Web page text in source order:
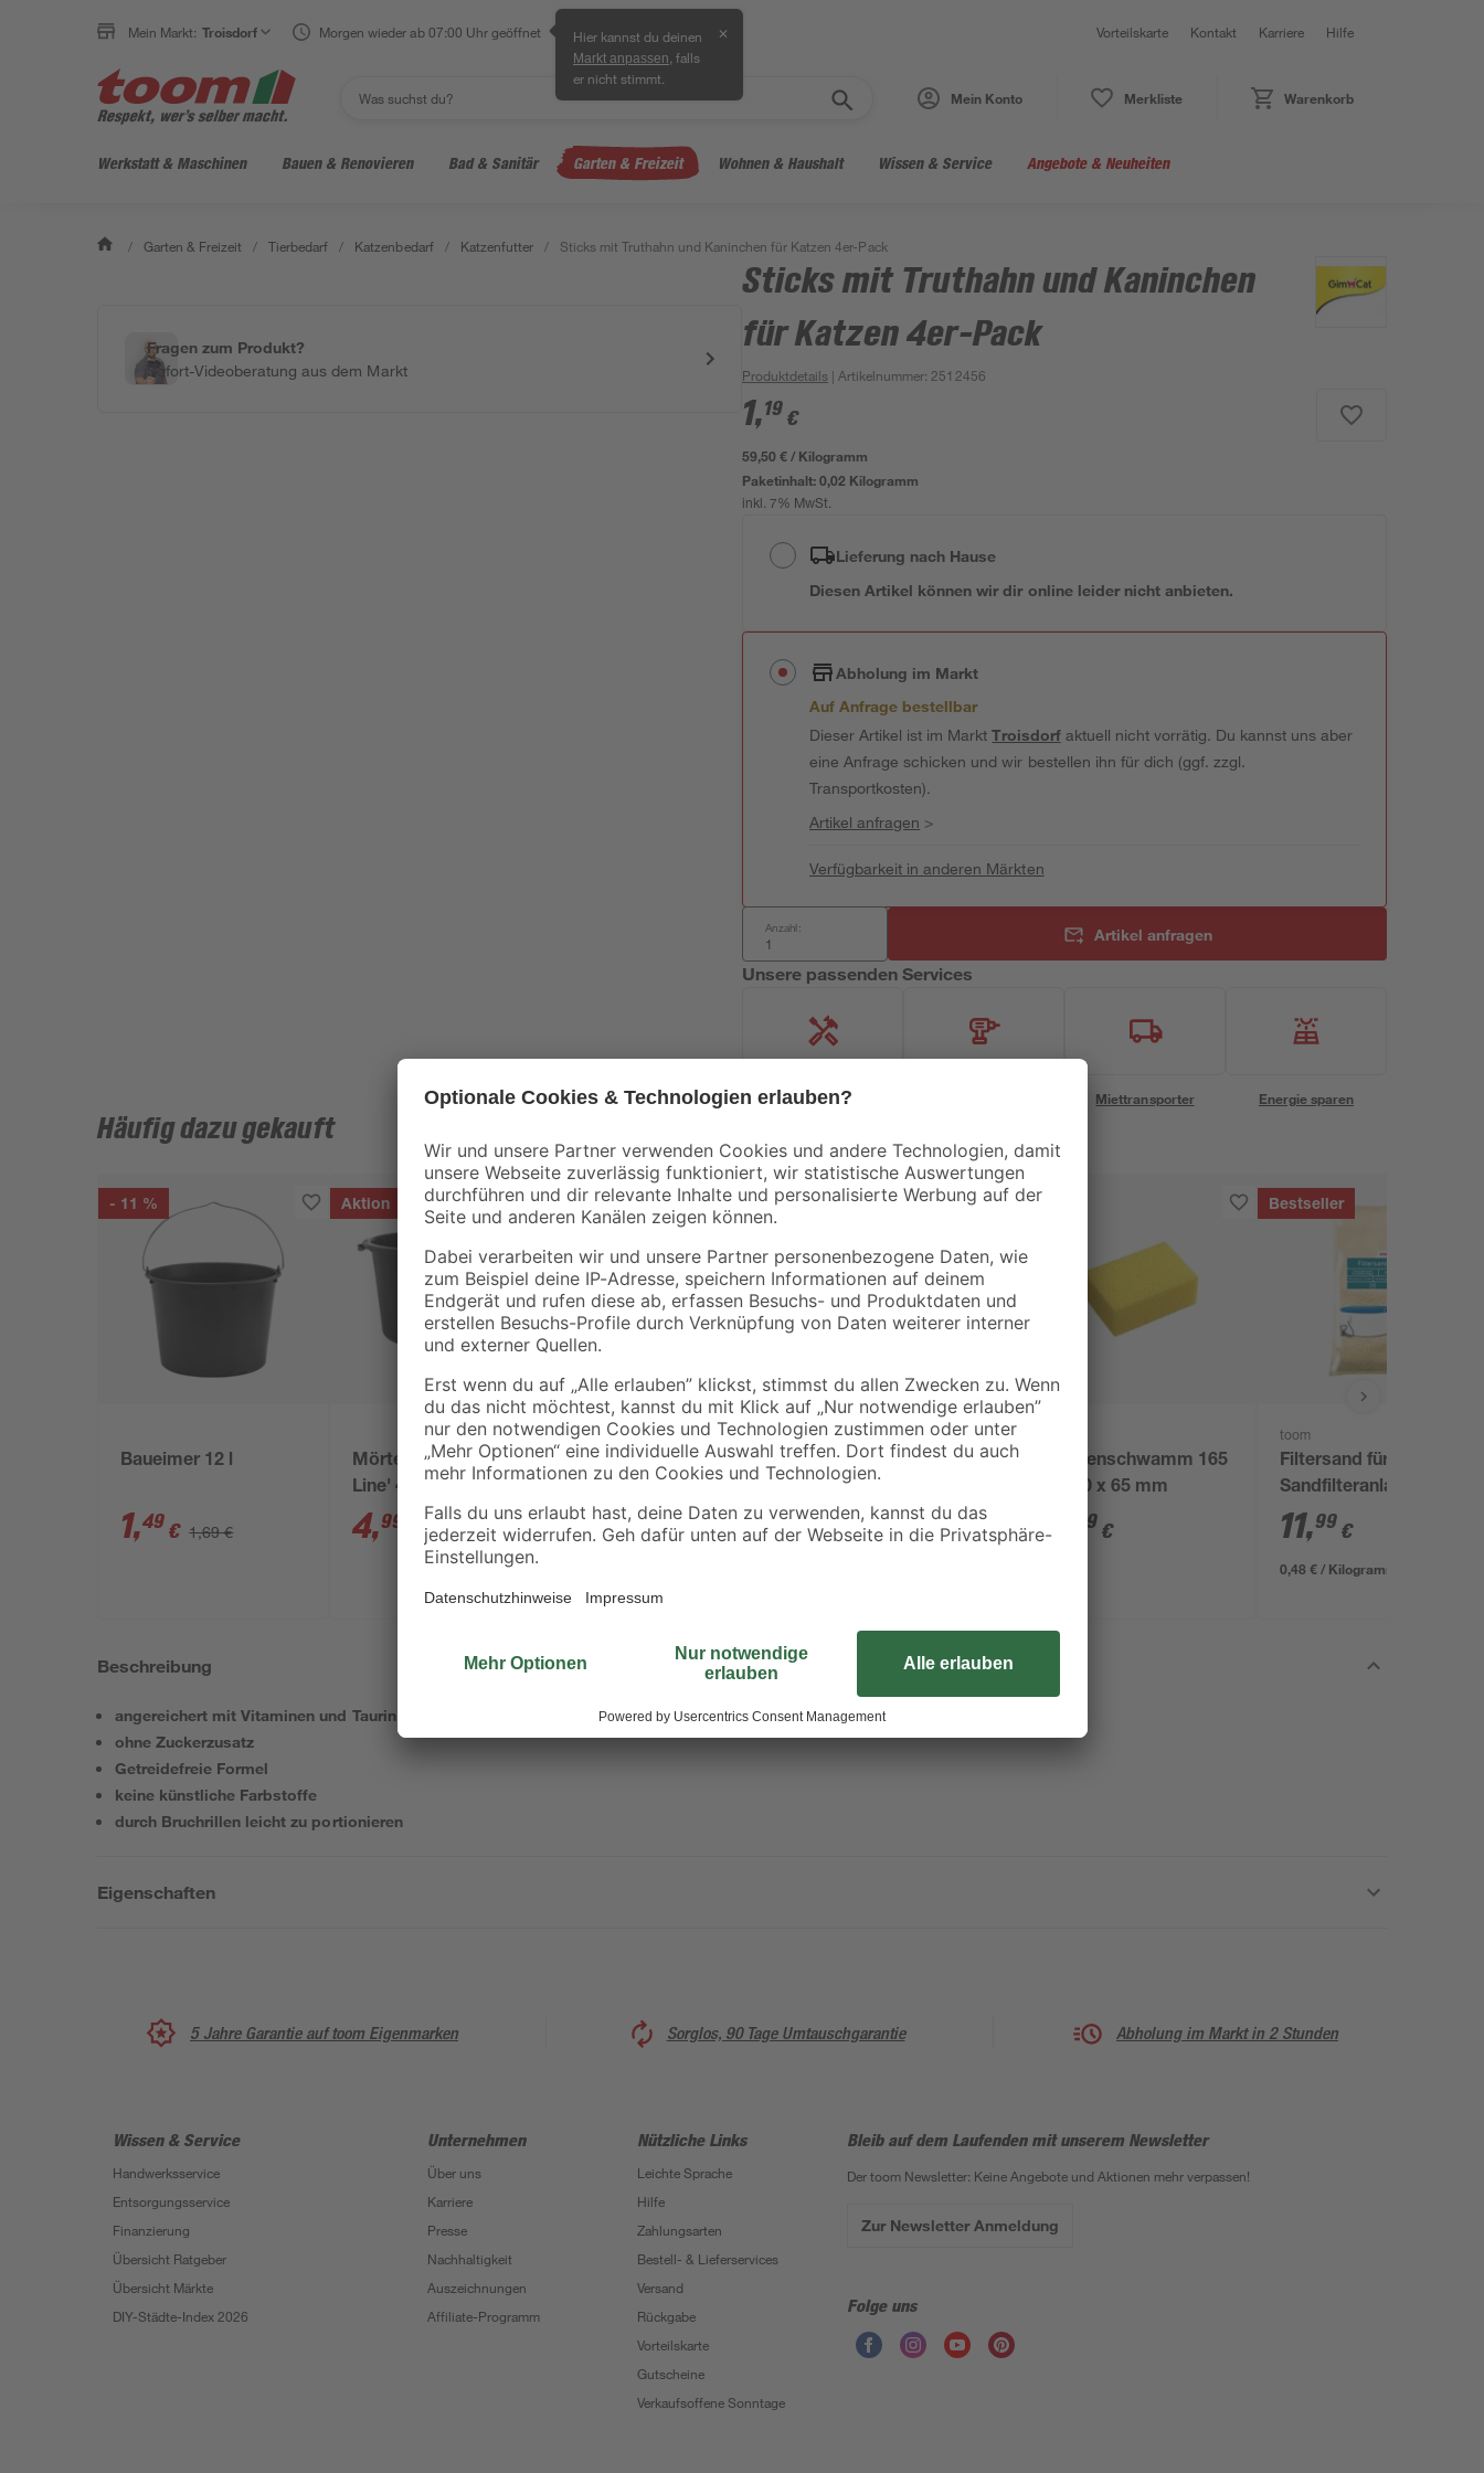
Mein Markt: Troisdorf Morgen wieder ab 07:00 Uhr geöffnet Hier kannst du deinen
Markt anpassen , falls
er nicht stimmt.
✕ Vorteilskarte Kontakt Karriere Hilfe
Mein Konto Merkliste Warenkorb
Werkstatt & Maschinen Bauen & Renovieren Bad & Sanitär Garten & Freizeit Wohnen & Haushalt Wissen & Service Angebote & Neuheiten
/ Garten & Freizeit / Tierbedarf / Katzenbedarf / Katzenfutter / Sticks mit Truthahn und Kaninchen für Katzen 4er-Pack
Fragen zum Produkt?
Sofort-Videoberatung aus dem Markt
Sticks mit Truthahn und Kaninchen
für Katzen 4er-Pack
Produktdetails | Artikelnummer: 2512456
1,19 €
59,50 € / Kilogramm
Paketinhalt:0,02 Kilogramm
inkl. 7% MwSt.
Lieferung nach Hause
Diesen Artikel können wir dir online leider nicht anbieten.
Abholung im Markt
Auf Anfrage bestellbar
Dieser Artikel ist im MarktTroisdorfaktuell nicht vorrätig. Du kannst uns aber
eine Anfrage schicken und wir bestellen ihn für dich (ggf. zzgl.
Transportkosten).
Artikel anfragen >
Verfügbarkeit in anderen Märkten
Anzahl: Artikel anfragen
Unsere passenden Services
Handwerksservice Miettransporter Energie sparen
Häufig dazu gekauft
- 11 %
Baueimer 12 l
1,49 € 1,69 €
Aktion
Mörtelkübel 'Profi
Line' 40 l
4,99 5,49 €
Bestseller
toom
Spielsand beige 0-2
3,29 €
mediPOOL
Dosierschwimmer
blau/weiß 12 x 12 cm,
für 20 g Tabs
6,99 €
Fliesenschwamm 165
x 110 x 65 mm
3 49 €
Bestseller
toom
Filtersand für
Sandfilteranlagen 0,7-
1,2 mm 25 kg
11,99 €
0,48 € / Kilogramm
Beschreibung
angereichert mit Vitaminen und Taurin
ohne Zuckerzusatz
Getreidefreie Formel
keine künstliche Farbstoffe
durch Bruchrillen leicht zu portionieren
Eigenschaften
5 Jahre Garantie auf toom Eigenmarken Sorglos, 90 Tage Umtauschgarantie Abholung im Markt in 2 Stunden
Wissen & Service
Handwerksservice
Entsorgungsservice
Finanzierung
Übersicht Ratgeber
Übersicht Märkte
DIY-Städte-Index 2026
Unternehmen
Über uns
Karriere
Presse
Nachhaltigkeit
Auszeichnungen
Affiliate-Programm
Nützliche Links
Leichte Sprache
Hilfe
Zahlungsarten
Bestell- & Lieferservices
Versand
Rückgabe
Vorteilskarte
Gutscheine
Verkaufsoffene Sonntage
Bleib auf dem Laufenden mit unserem Newsletter
Der toom Newsletter: Keine Angebote und Aktionen mehr verpassen!
Zur Newsletter Anmeldung
Folge uns